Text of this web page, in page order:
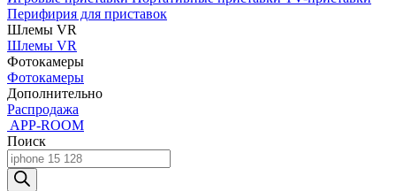
Перифирия для приставок
Шлемы VR
Шлемы VR
Фотокамеры
Фотокамеры
Дополнительно
Распродажа
APP-ROOM
Поиск
Поиск
товаров